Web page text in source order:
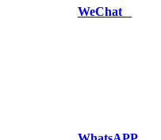
WeChat